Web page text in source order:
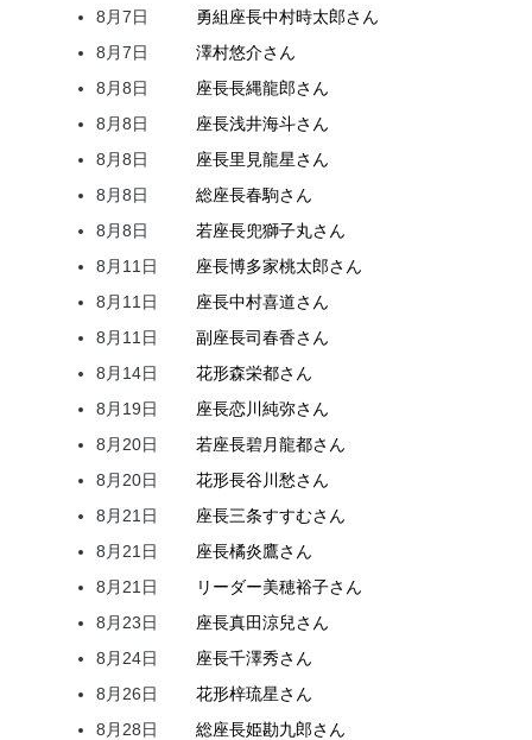
8月7日
勇組座長中村時太郎さん
8月7日
澤村悠介さん
8月8日
座長長縄龍郎さん
8月8日
座長浅井海斗さん
8月8日
座長里見龍星さん
8月8日
総座長春駒さん
8月8日
若座長兜獅子丸さん
8月11日
座長博多家桃太郎さん
8月11日
座長中村喜道さん
8月11日
副座長司春香さん
8月14日
花形森栄都さん
8月19日
座長恋川純弥さん
8月20日
若座長碧月龍都さん
8月20日
花形長谷川愁さん
8月21日
座長三条すすむさん
8月21日
座長橘炎鷹さん
8月21日
リーダー美穂裕子さん
8月23日
座長真田涼兒さん
8月24日
座長千澤秀さん
8月26日
花形梓琉星さん
8月28日
総座長姫勘九郎さん